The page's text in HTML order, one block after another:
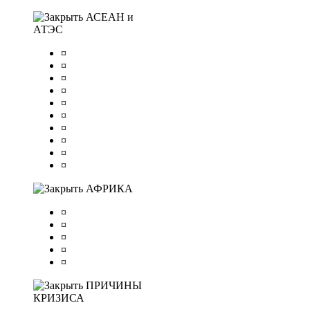
АСЕАН и
АТЭС
¤
¤
¤
¤
¤
¤
¤
¤
¤
¤
АФРИКА
¤
¤
¤
¤
¤
ПРИЧИНЫ
КРИЗИСА